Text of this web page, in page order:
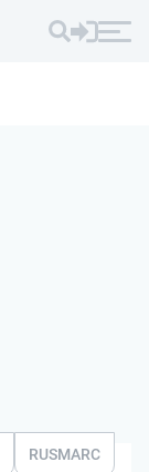
RUSMARC